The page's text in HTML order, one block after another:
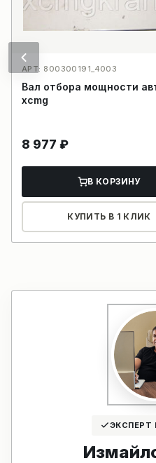
АРТ: 800300191_4003
Вал отбора мощности
xcmg
8 977 ₽
В КОРЗИНУ
КУПИТЬ В 1 КЛИК
ЭКСПЕРТ